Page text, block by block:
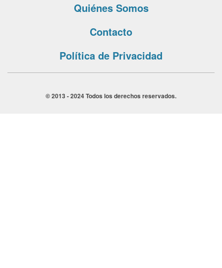
Quiénes Somos
Contacto
Política de Privacidad
© 2013 - 2024 Todos los derechos reservados.